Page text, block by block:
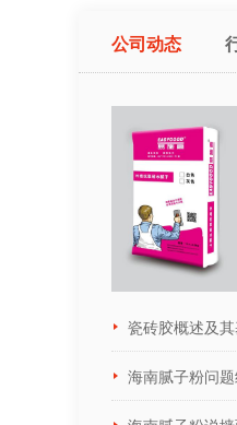
公司动态
瓷砖胶概述及
海南腻子粉问